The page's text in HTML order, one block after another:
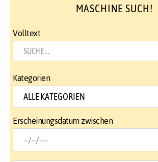
MASCHINE SUCH!
Volltext
Kategorien
Erscheinungsdatum zwischen